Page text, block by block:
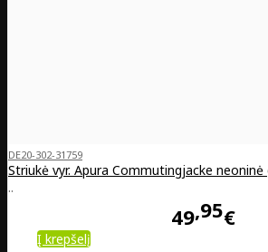
DE20-302-31759
Striukė vyr. Apura Commutingjacke
..
49 95€
Į krepšelį